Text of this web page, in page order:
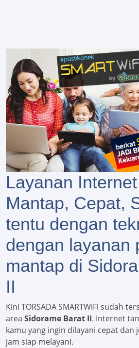
Layanan
Mantap, Cepat,
tentu dengan
dengan layanan
mantap di
II
Kini TORSADA SMARTWiFi sudah
area Sidorame Barat II. Internet
kamu yang ingin dilayani cepat dan
jam siap melayani.